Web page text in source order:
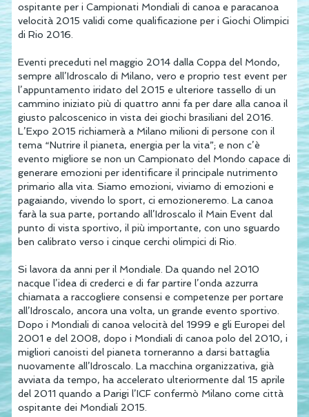
ospitante per i Campionati Mondiali di canoa e paracanoa
velocità 2015 validi come qualificazione per i Giochi Olimpici
di Rio 2016.
Eventi preceduti nel maggio 2014 dalla Coppa del Mondo,
sempre all’Idroscalo di Milano, vero e proprio test event per
l’appuntamento iridato del 2015 e ulteriore tassello di un
cammino iniziato più di quattro anni fa per dare alla canoa il
giusto palcoscenico in vista dei giochi brasiliani del 2016.
L’Expo 2015 richiamerà a Milano milioni di persone con il
tema “Nutrire il pianeta, energia per la vita”; e non c’è
evento migliore se non un Campionato del Mondo capace di
generare emozioni per identificare il principale nutrimento
primario alla vita. Siamo emozioni, viviamo di emozioni e
pagaiando, vivendo lo sport, ci emozioneremo. La canoa
farà la sua parte, portando all’Idroscalo il Main Event dal
punto di vista sportivo, il più importante, con uno sguardo
ben calibrato verso i cinque cerchi olimpici di Rio.
Si lavora da anni per il Mondiale. Da quando nel 2010
nacque l’idea di crederci e di far partire l’onda azzurra
chiamata a raccogliere consensi e competenze per portare
all’Idroscalo, ancora una volta, un grande evento sportivo.
Dopo i Mondiali di canoa velocità del 1999 e gli Europei del
2001 e del 2008, dopo i Mondiali di canoa polo del 2010, i
migliori canoisti del pianeta torneranno a darsi battaglia
nuovamente all’Idroscalo. La macchina organizzativa, già
avviata da tempo, ha accelerato ulteriormente dal 15 aprile
del 2011 quando a Parigi l’ICF confermò Milano come città
ospitante dei Mondiali 2015.